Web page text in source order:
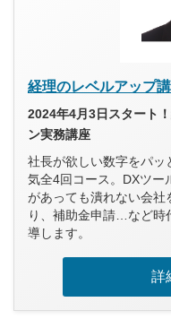
経理のレベルアップ
2024年4月3日スタート
ン実務講座
社長が欲しい数字をパッ
気全4回コース。DXツー
があっても潰れない会社
り、補助金申請…など時
導します。
詳